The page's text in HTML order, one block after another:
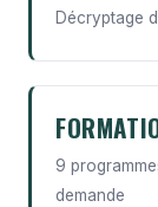
Décryptage
9
demande